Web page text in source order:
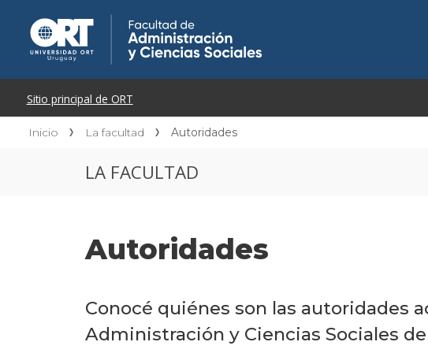
Inicio La facultad Autoridades
LA FACULTAD
Autoridades
Conocé quiénes son las autoridades
Administración y Ciencias Sociales